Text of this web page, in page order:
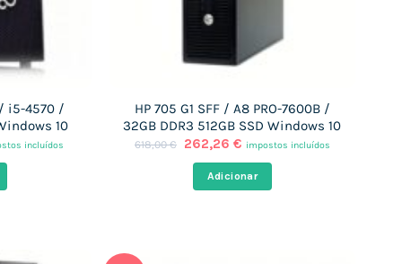
i5-4570 /
10
incluídos
HP 705 G1 SFF / A8 PRO-7600B /
32GB DDR3 512GB SSD Windows 10
618,00€
O
original
era:
262,26 €O
atual
é:
impostos incluídos
Adicionar